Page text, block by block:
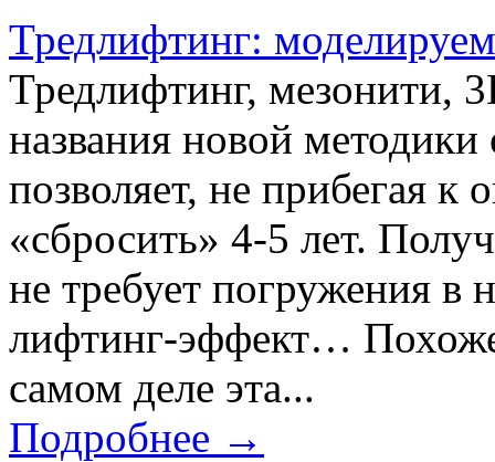
Тредлифтинг:
Тредлифтинг, мезонити,
названия новой
позволяет, не прибегая к
«сбросить» 4-5 лет.
не требует погружения в
лифтинг-эффект…
самом деле эта...
Подробнее →